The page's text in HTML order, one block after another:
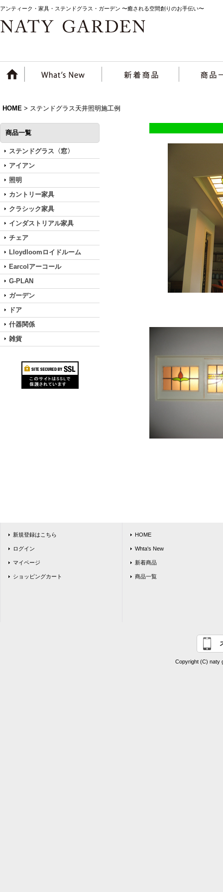
アンティーク・家具・ステンドグラス・ガーデン 〜癒される空間創りのお手伝い〜
HOME > ステンドグラス天井照明施工例
商品一覧
ステンドグラス〈窓〉
アイアン
照明
カントリー家具
クラシック家具
インダストリアル家具
チェア
Lloydloomロイドルーム
Earcolアーコール
G-PLAN
ガーデン
ドア
什器関係
雑貨
新規登録はこちら
ログイン
マイページ
ショッピングカート
HOME
Whta's New
新着商品
商品一覧
Copyright (C) naty